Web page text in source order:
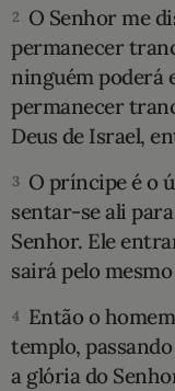
SALMO DO DIA
DEVOCIONAL
ESTUDOS BÍBLICOS
ESBOÇOS DE
TEMAS
PERGUNTE À BÍBLIA
2 O Senhor me
permanecer
ninguém poderá
permanecer
Deus de Israel,
3 O príncipe é o
sentar-se ali
­Senhor. Ele
sairá pelo
4 Então o
templo,
a glória do